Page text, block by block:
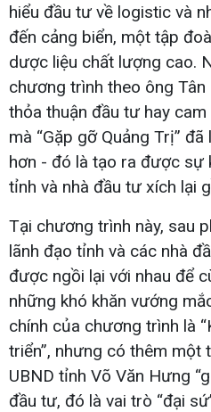
hiểu đầu tư về logistic và
đến cảng biển, một tập
dược liệu chất lượng cao.
chương trình theo ông
thỏa thuận đầu tư hay
mà “Gặp gỡ Quảng Trị”
hơn - đó là tạo ra được sự
tỉnh và nhà đầu tư xích lại
Tại chương trình này, sau
lãnh đạo tỉnh và các nhà
được ngồi lại với nhau để
những khó khăn vướng
chính của chương trình là
triển”, nhưng có thêm một
UBND tỉnh Võ Văn Hưng
đầu tư, đó là vai trò “đại